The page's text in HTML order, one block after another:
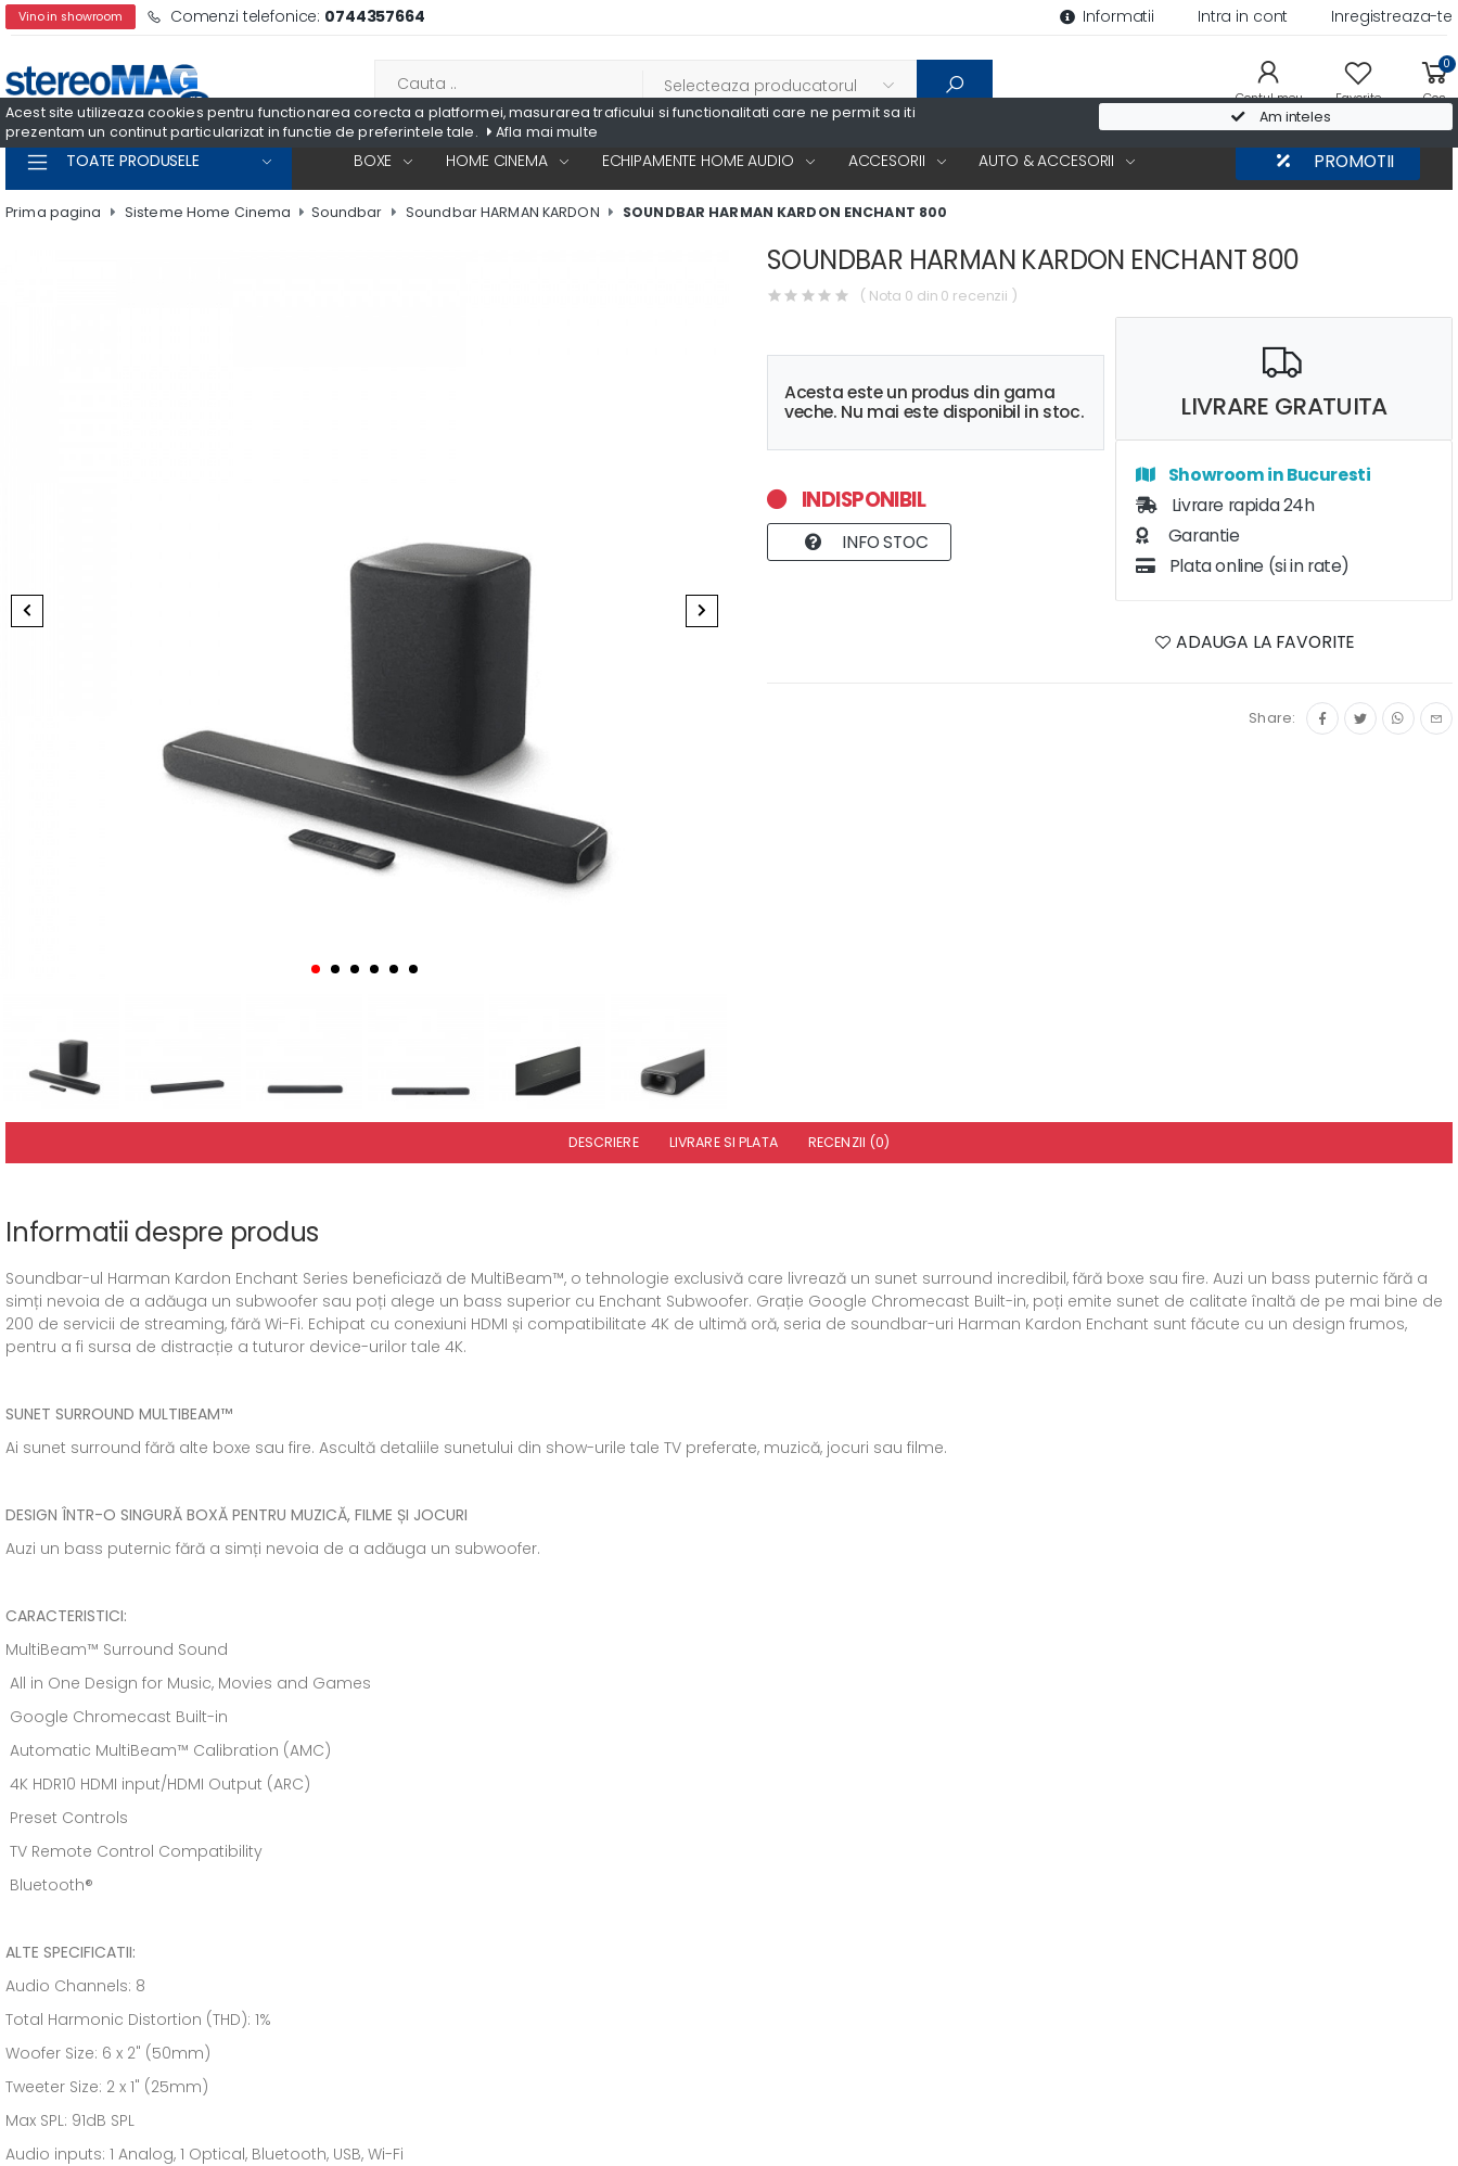
Acest site utilizeaza cookies pentru functionarea corecta a platformei, masurarea traficului si functionalitati care ne permit sa iti
prezentam un continut particularizat in functie de preferintele tale.
Afla mai multe
Am inteles
Vino in showroom Comenzi telefonice: 0744357664 Informatii Intra in cont Inregistreaza-te
Contul meu Favorite
0
Cos
TOATE PRODUSELE BOXE HOME CINEMA ECHIPAMENTE HOME AUDIO ACCESORII AUTO & ACCESORII PROMOTII
Prima pagina Sisteme Home Cinema Soundbar Soundbar HARMAN KARDON SOUNDBAR HARMAN KARDON ENCHANT 800
SOUNDBAR HARMAN KARDON ENCHANT 800
( Nota 0 din 0 recenzii )
Acesta este un produs din gama
veche. Nu mai este disponibil in stoc.
INDISPONIBIL
INFO STOC
LIVRARE GRATUITA
Showroom in Bucuresti
Livrare rapida 24h
Garantie
Plata online (si in rate)
ADAUGA LA FAVORITE
Share:
DESCRIERE LIVRARE SI PLATA RECENZII (0)
Informatii despre produs
Soundbar-ul Harman Kardon Enchant Series beneficiază de MultiBeam™, o tehnologie exclusivă care livrează un sunet surround incredibil, fără boxe sau fire. Auzi un bass puternic fără a
simți nevoia de a adăuga un subwoofer sau poți alege un bass superior cu Enchant Subwoofer. Grație Google Chromecast Built-in, poți emite sunet de calitate înaltă de pe mai bine de
200 de servicii de streaming, fără Wi-Fi. Echipat cu conexiuni HDMI și compatibilitate 4K de ultimă oră, seria de soundbar-uri Harman Kardon Enchant sunt făcute cu un design frumos,
pentru a fi sursa de distracție a tuturor device-urilor tale 4K.
SUNET SURROUND MULTIBEAM™
Ai sunet surround fără alte boxe sau fire. Ascultă detaliile sunetului din show-urile tale TV preferate, muzică, jocuri sau filme.
DESIGN ÎNTR-O SINGURĂ BOXĂ PENTRU MUZICĂ, FILME ȘI JOCURI
Auzi un bass puternic fără a simți nevoia de a adăuga un subwoofer.
CARACTERISTICI:
MultiBeam™ Surround Sound
All in One Design for Music, Movies and Games
Google Chromecast Built-in
Automatic MultiBeam™ Calibration (AMC)
4K HDR10 HDMI input/HDMI Output (ARC)
Preset Controls
TV Remote Control Compatibility
Bluetooth®
ALTE SPECIFICATII:
Audio Channels: 8
Total Harmonic Distortion (THD): 1%
Woofer Size: 6 x 2" (50mm)
Tweeter Size: 2 x 1" (25mm)
Max SPL: 91dB SPL
Audio inputs: 1 Analog, 1 Optical, Bluetooth, USB, Wi-Fi